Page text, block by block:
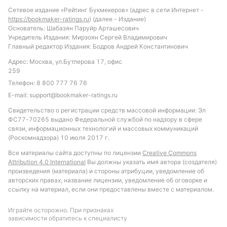
в последних пяти матчах. В качестве ставки стоит
рассмотреть вариант «тотал меньше 3.5 голов» с
учетом того, что обе команды склонны к пропуску,
но не демонстрируют высокую результативность.
Также интересным вариантом может стать ставка
на «обе команды не забьют», учитывая статистику
турнира и последние игры команд.
Обновлено:
Автор
Михаил Кузнецов
Подписаться
Сетевое издание «Рейтинг Букмекеров» (адрес в сети Интернет -
https://bookmaker-ratings.ru) (далее - Издание)
Основатель: Шабазян Паруйр Арташесович
Учредитель Издания: Мирзоян Сергей Владимирович
Главный редактор Издания: Бодров Андрей Константинович
Адрес: Москва, ул.Бутлерова 17, офис
259
Телефон: 8 800 777 76 76
E-mail: support@bookmaker-ratings.ru
Свидетельство о регистрации средств массовой информации: Эл
ФС77-70265 выдано Федеральной службой по надзору в сфере
связи, информационных технологий и массовых коммуникаций
(Роскомнадзора) 10 июля 2017 г.
Все материалы сайта доступны по лицензии Creative Commons
Attribution 4.0 International Вы должны указать имя автора (создателя)
произведения (материала) и стороны атрибуции, уведомление об
авторских правах, название лицензии, уведомление об оговорке и
ссылку на материал, если они предоставлены вместе с материалом.
Играйте осторожно. При признаках
зависимости обратитесь к специалисту